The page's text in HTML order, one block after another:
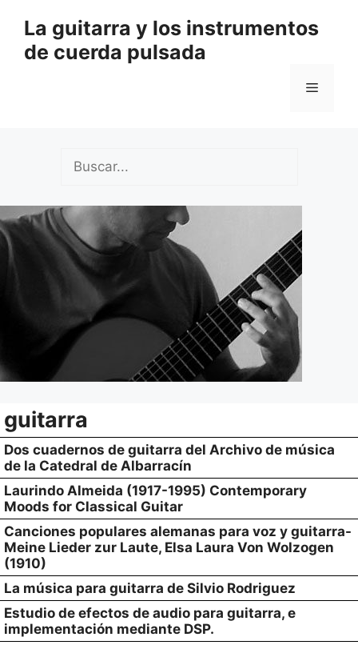
contenido
La guitarra y los instrumentos
de cuerda pulsada
Menú
guitarra
Dos cuadernos de guitarra del Archivo de música
de la Catedral de Albarracín
Laurindo Almeida (1917-1995) Contemporary
Moods for Classical Guitar
Canciones populares alemanas para voz y guitarra-
Meine Lieder zur Laute, Elsa Laura Von Wolzogen
(1910)
La música para guitarra de Silvio Rodriguez
Estudio de efectos de audio para guitarra, e
implementación mediante DSP.